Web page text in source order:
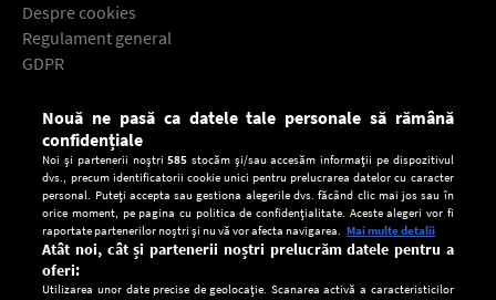
Despre cookies
Regulament general
GDPR
Descarcă gratuit aplicaţia Europa FM pentru smartphone:
Nouă ne pasă ca datele tale personale să rămână
confidențiale
Noi și partenerii noștri585 stocăm și/sau accesăm informații pe dispozitivul
dvs., precum identificatorii cookie unici pentru prelucrarea datelor cu caracter
personal. Puteți accepta sau gestiona alegerile dvs. făcând clic mai jos sau în
orice moment, pe pagina cu politica de confidențialitate. Aceste alegeri vor fi
raportate partenerilor noștri și nu vă vor afecta navigarea. Mai multe detalii
Atât noi, cât și partenerii noștri prelucrăm datele pentru a
oferi:
Utilizarea unor date precise de geolocație. Scanarea activă a caracteristicilor